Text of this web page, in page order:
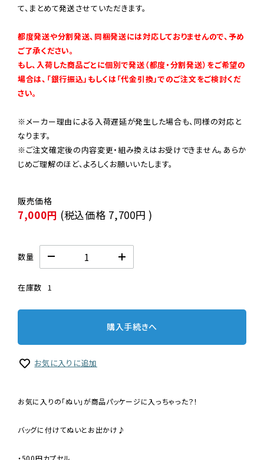
て、まとめて発送させていただきます。
都度発送や分割発送、同梱発送には対応しておりませんので、予め
ご了承ください。
もし、入荷した商品ごとに個別で発送（都度・分割発送）をご希望の
場合は、「銀行振込」もしくは「代金引換」でのご注文をご検討くだ
さい。
※メーカー理由による入荷遅延が発生した場合も、同様の対応と
なります。
※ご注文確定後の内容変更・組み換えはお受けできません。あらか
じめご理解のほど、よろしくお願いいたします。
7,000円 (税込価格 7,700円 )
数量
在庫数 1
購入手続きへ
お気に入りに追加
お気に入りの「ぬい」が商品パッケージに入っちゃった？！
バッグに付けてぬいとお出かけ♪